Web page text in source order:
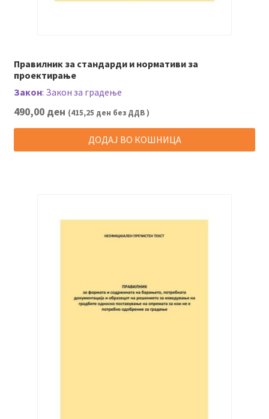
Правилник за стандарди и нормативи за
проектирање
Закон: Закон за градење
490,00 ден (415,25 ден без ДДВ )
ДОДАЈ ВО КОШНИЦА